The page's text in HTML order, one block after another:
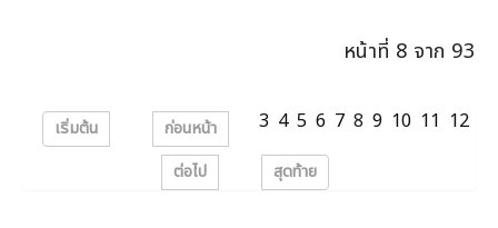
หน้าที่ 8 จาก 93
เริ่มต้น ก่อนหน้า 3 4 5 6 7 8 9 10 11 12
ต่อไป สุดท้าย